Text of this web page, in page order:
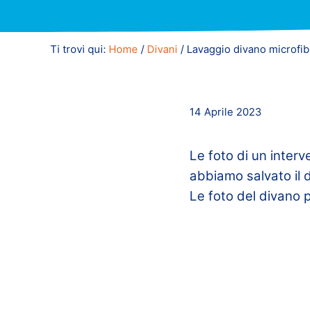
Ti trovi qui: Home / Divani / Lavaggio divano
14 Aprile 2023
Le foto di un
abbiamo salvato il
Le foto del divano